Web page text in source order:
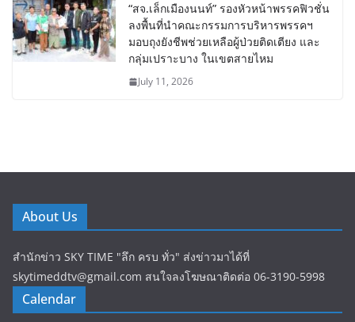
“สจ.เล็กเมืองนนท์” รองหัวหน้าพรรคฟิวชั่น
ลงพื้นที่นำคณะกรรมการบริหารพรรคฯ
มอบถุงยังชีพช่วยเหลือผู้ป่วยติดเตียง และ
กลุ่มเปราะบาง ในเขตสายไหม
July 11, 2026
About Us
สำนักข่าว SKY TIME "ลึก ครบ ทั่ว" ส่งข่าวมาได้ที่
skytimeddtv@gmail.com สนใจลงโฆษณาติดต่อ 06-3190-5998
Calendar